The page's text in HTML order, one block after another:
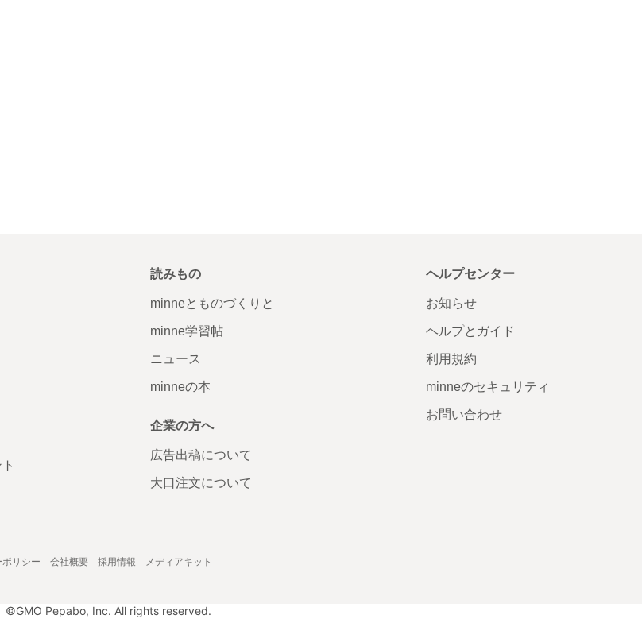
読みもの
minneとものづくりと
minne学習帖
ニュース
minneの本
企業の方へ
広告出稿について
大口注文について
ヘルプセンター
お知らせ
ヘルプとガイド
利用規約
minneのセキュリティ
お問い合わせ
リシー 会社概要 採用情報 メディアキット
©GMO Pepabo, Inc. All rights reserved.